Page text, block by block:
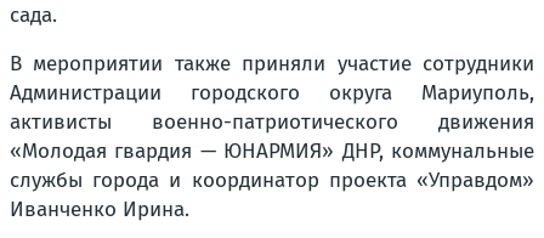
сада.
В мероприятии также приняли участие сотрудники
Администрации городского округа Мариуполь,
активисты военно-патриотического движения
«Молодая гвардия — ЮНАРМИЯ» ДНР, коммунальные
службы города и координатор проекта «Управдом»
Иванченко Ирина.